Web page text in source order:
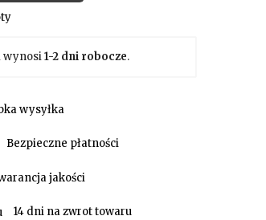
wynosi1-2 dni robocze.
wysyłka
Bezpieczne płatności
jakości
14 dni na zwrot towaru